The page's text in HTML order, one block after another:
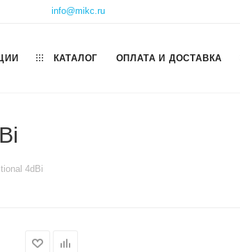
info@mikc.ru
КАТАЛОГ ОПЛАТА И ДОСТАВКА
4dBi